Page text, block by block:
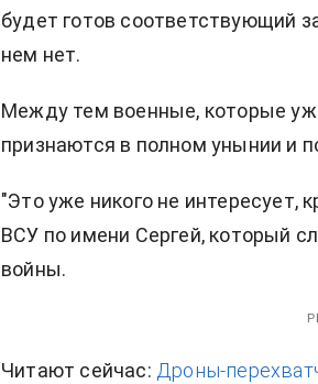
будет готов соответствующий
нем нет.
Между тем военные, которые
признаются в полном унынии и
"Это уже никого не интересует,
ВСУ по имени Сергей, который
войны.
Читают сейчас: Дроны-